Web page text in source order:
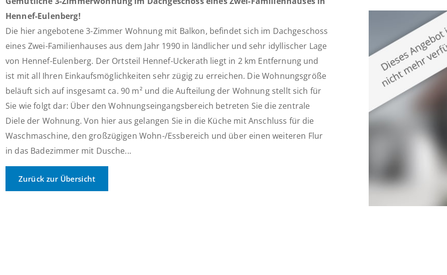
Hennef-Eulenberg!
Die hier angebotene 3-Zimmer Wohnung mit Balkon, befindet sich im Dachgeschoss
eines Zwei-Familienhauses aus dem Jahr 1990 in ländlicher und sehr idyllischer Lage
von Hennef-Eulenberg. Der Ortsteil Hennef-Uckerath liegt in 2 km Entfernung und
ist mit all Ihren Einkaufsmöglichkeiten sehr zügig zu erreichen. Die Wohnungsgröße
beläuft sich auf insgesamt ca. 90 m² und die Aufteilung der Wohnung stellt sich für
Sie wie folgt dar: Über den Wohnungseingangsbereich betreten Sie die zentrale
Diele der Wohnung. Von hier aus gelangen Sie in die Küche mit Anschluss für die
Waschmaschine, den großzügigen Wohn-/Essbereich und über einen weiteren Flur
in das Badezimmer mit Dusche...
Zurück zur Übersicht